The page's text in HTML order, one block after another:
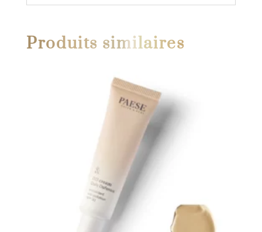
Produits similaires